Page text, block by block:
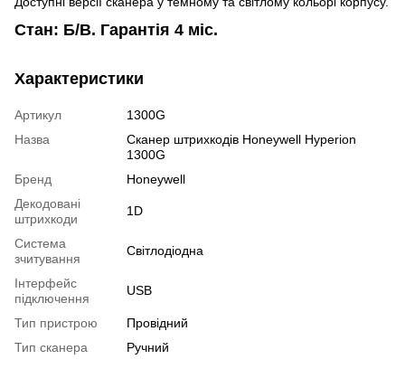
Стан: Б/В. Гарантія 4 міс.
Характеристики
Артикул
1300G
Назва
Сканер штрихкодів Honeywell Hyperion
1300G
Бренд
Honeywell
Декодовані
штрихкоди
1D
Система
зчитування
Світлодіодна
Інтерфейс
підключення
USB
Тип пристрою
Провідний
Тип сканера
Ручний